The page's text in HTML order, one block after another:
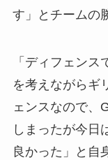
す」とチームの
「ディフェン
を考えながらギ
ェンスなので、
しまったが今日
良かった」と自